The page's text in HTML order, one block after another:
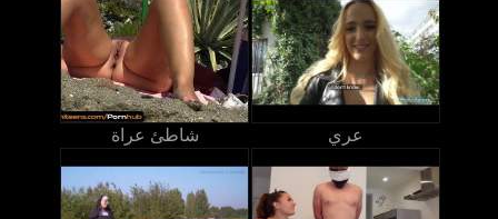
شاطئ عراة عري